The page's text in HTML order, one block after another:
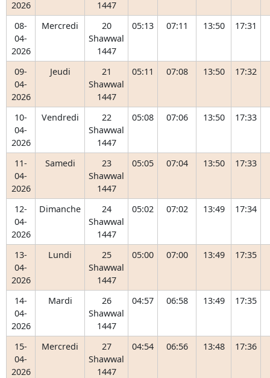
2026
1447
08-
04-
2026
Mercredi
20
Shawwal
1447
05:13 07:11 13:50 17:31
09-
04-
2026
Jeudi
21
Shawwal
1447
05:11 07:08 13:50 17:32
10-
04-
2026
Vendredi
22
Shawwal
1447
05:08 07:06 13:50 17:33
11-
04-
2026
Samedi
23
Shawwal
1447
05:05 07:04 13:50 17:33
12-
04-
2026
Dimanche
24
Shawwal
1447
05:02 07:02 13:49 17:34
13-
04-
2026
Lundi
25
Shawwal
1447
05:00 07:00 13:49 17:35
14-
04-
2026
Mardi
26
Shawwal
1447
04:57 06:58 13:49 17:35
15-
04-
2026
Mercredi
27
Shawwal
1447
04:54 06:56 13:48 17:36